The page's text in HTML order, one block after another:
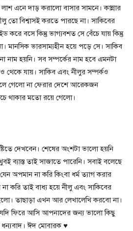
এনে দাড় করালো বাসার সামনে। কান্নার
তো বিশ্বাসই করতে পারছে না। সাকিবের
করে বসে কিন্তু ভাগ্যবশত সে বেঁচে যায় কিন্তু
মানসিক ভারসাম্যহীন হয়ে পড়ে সে। সাকিব
হয়নি। সব সম্পর্কের নাম হবে এমনটা
থেকে যায়। সাকিব এবং নীলুর সম্পর্কও
গেলো না ফেরার দেশে আরেকজন
থাকার মতো রয়ে গেলো।
দেখবেন। শেষের অংশটা ভালো হয়নি
ব্যাস্ত তাই সাজাতে পারেনি। সবাই বলেছে
অপমান না করি কিংবা ধর্ম ত্যাগ করার
করি তাই বাধ্য হয়ে নীলু এবং সাকিবের
তাছাড়া এখন আর লেখালেখি করবো না।
ফিরে আসি আপনাদের জন্য ভালো কিছু
ধন্যবাদ। ঈদ মোবারক ♥️